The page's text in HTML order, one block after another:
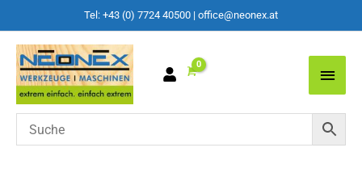
Tel: +43 (0) 7724 40500 | office@neonex.at
Main